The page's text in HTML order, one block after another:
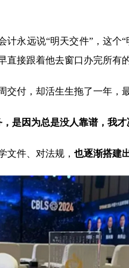
计永远说“明天交件”，这个
直接跟着他去窗口办完所有的
交付，却活生生拖了一年，
是因为总是没人靠谱，我
文件、对法规， 也逐渐搭建